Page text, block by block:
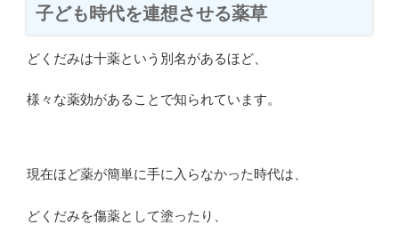
子ども時代を連想させる薬草
どくだみは十薬という別名があるほど、
様々な薬効があることで知られています。
現在ほど薬が簡単に手に入らなかった時代は、
どくだみを傷薬として塗ったり、